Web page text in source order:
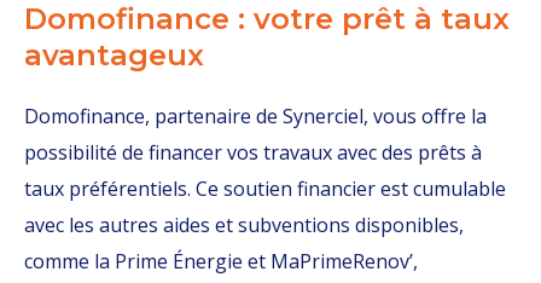
Domofinance : votre prêt à taux
avantageux
Domofinance, partenaire de Synerciel, vous offre la
possibilité de financer vos travaux avec des prêts à
taux préférentiels. Ce soutien financier est cumulable
avec les autres aides et subventions disponibles,
comme la Prime Énergie et MaPrimeRenov’,